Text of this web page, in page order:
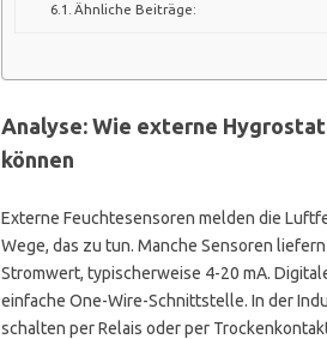
Ähnliche Beiträge:
Analyse: Wie externe
können
Externe Feuchtesensoren melden die
Wege, das zu tun. Manche Sensoren
Stromwert, typischerweise 4-20 mA.
einfache One-Wire-Schnittstelle. In der
schalten per Relais oder per